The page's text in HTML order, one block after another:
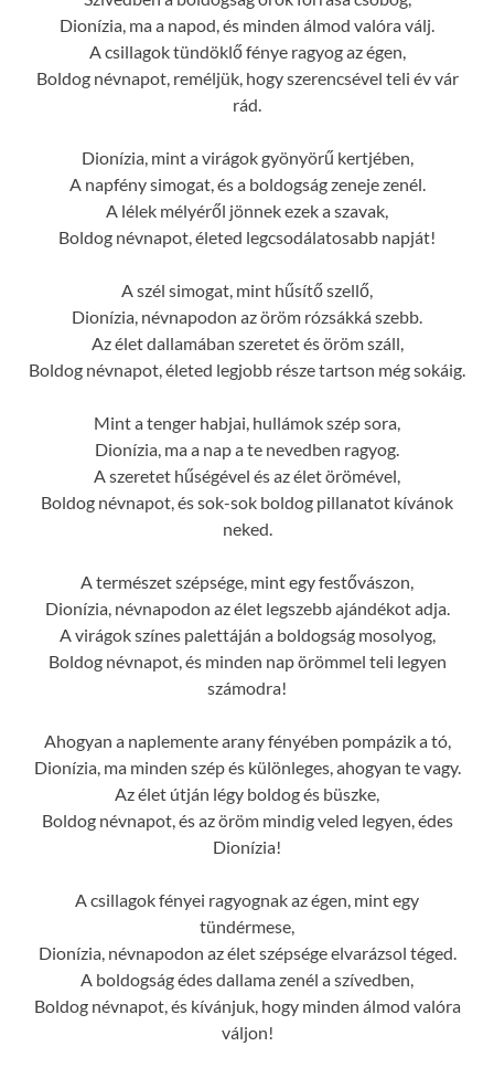
Dionízia, ma a napod, és minden álmod valóra válj.
A csillagok tündöklő fénye ragyog az égen,
Boldog névnapot, reméljük, hogy szerencsével teli év vár
rád.
Dionízia, mint a virágok gyönyörű kertjében,
A napfény simogat, és a boldogság zeneje zenél.
A lélek mélyéről jönnek ezek a szavak,
Boldog névnapot, életed legcsodálatosabb napját!
A szél simogat, mint hűsítő szellő,
Dionízia, névnapodon az öröm rózsákká szebb.
Az élet dallamában szeretet és öröm száll,
Boldog névnapot, életed legjobb része tartson még sokáig.
Mint a tenger habjai, hullámok szép sora,
Dionízia, ma a nap a te nevedben ragyog.
A szeretet hűségével és az élet örömével,
Boldog névnapot, és sok-sok boldog pillanatot kívánok
neked.
A természet szépsége, mint egy festővászon,
Dionízia, névnapodon az élet legszebb ajándékot adja.
A virágok színes palettáján a boldogság mosolyog,
Boldog névnapot, és minden nap örömmel teli legyen
számodra!
Ahogyan a naplemente arany fényében pompázik a tó,
Dionízia, ma minden szép és különleges, ahogyan te vagy.
Az élet útján légy boldog és büszke,
Boldog névnapot, és az öröm mindig veled legyen, édes
Dionízia!
A csillagok fényei ragyognak az égen, mint egy
tündérmese,
Dionízia, névnapodon az élet szépsége elvarázsol téged.
A boldogság édes dallama zenél a szívedben,
Boldog névnapot, és kívánjuk, hogy minden álmod valóra
váljon!